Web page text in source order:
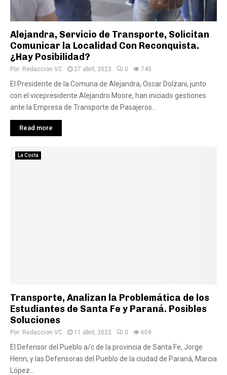
Alejandra, Servicio de Transporte, Solicitan
Comunicar la Localidad Con Reconquista.
¿Hay Posibilidad?
Por: Redaccion VC 27 abril, 2023 0 745
El Presidente de la Comuna de Alejandra, Oscar Dolzani, junto
con el vicepresidente Alejandro Moore, han iniciado gestiones
ante la Empresa de Transporte de Pasajeros...
Read more
La Costa
Transporte, Analizan la Problemática de los
Estudiantes de Santa Fe y Paraná. Posibles
Soluciones
Por: Redaccion VC 11 abril, 2022 0 609
El Defensor del Pueblo a/c de la provincia de Santa Fe, Jorge
Henn, y las Defensoras del Pueblo de la ciudad de Paraná, Marcia
López...